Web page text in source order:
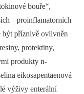
bouře“,
proinflamatorních
být příznivě ovlivněn
protektiny,
produkty n-
eikosapentaenová
výživy enterální